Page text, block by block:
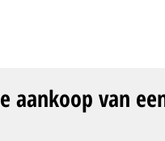
aankoop van